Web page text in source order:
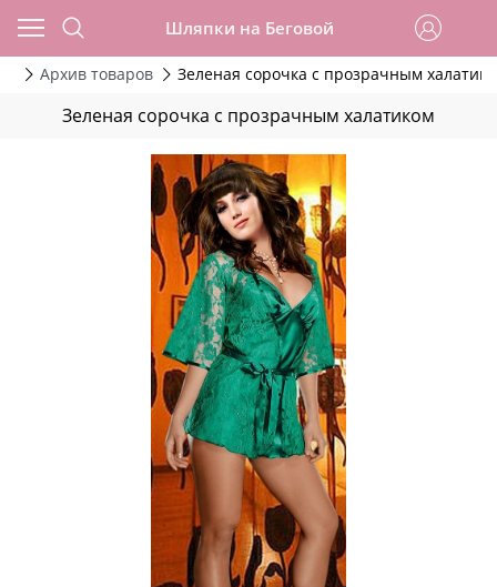
Шляпки на Беговой
Архив товаров Зеленая сорочка с прозрачным
Зеленая сорочка с прозрачным халатиком